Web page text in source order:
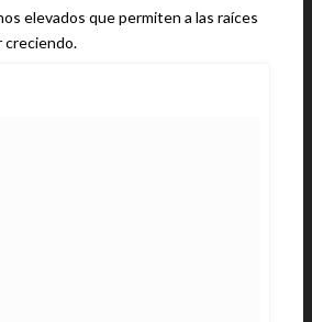
elevados que permiten a las raíces
creciendo.